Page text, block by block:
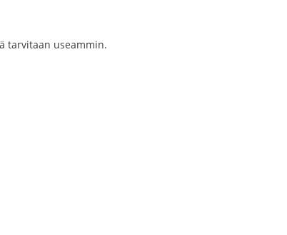
tarvitaan useammin.